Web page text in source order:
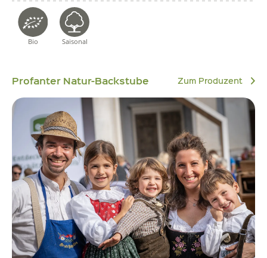
Bio Saisonal
Profanter Natur-Backstube Zum Produzent